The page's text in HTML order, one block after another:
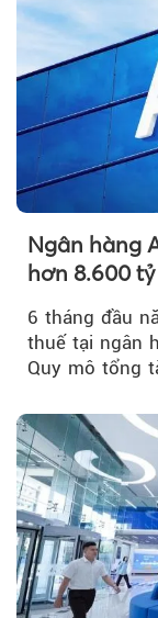
Ngân hàng
hơn 8.600
nợ xấu thấp
6 tháng đầu
thuế tại ngân
Quy mô tổng